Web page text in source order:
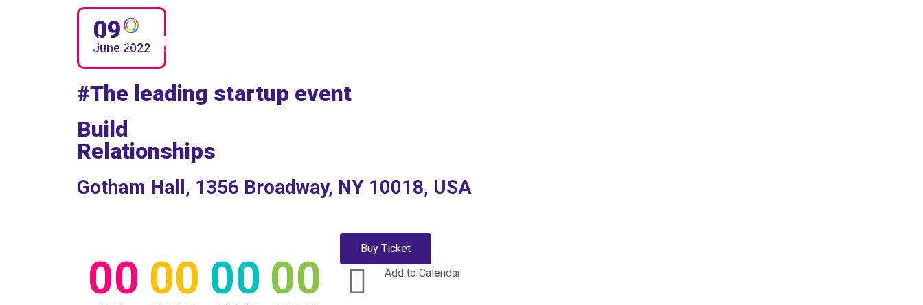
09
June 2022
#The leading startup event
Build
Relationships
Gotham Hall, 1356 Broadway, NY 10018, USA
00 00 00 00
Buy Ticket
Add to Calendar